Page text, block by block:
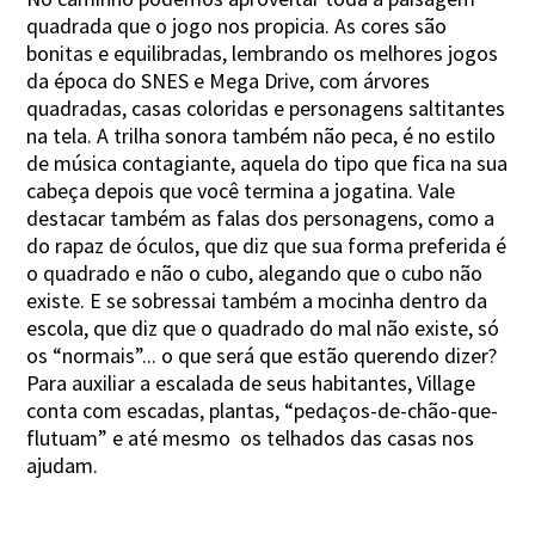
quadrada que o jogo nos propicia. As cores são
bonitas e equilibradas, lembrando os melhores jogos
da época do SNES e Mega Drive, com árvores
quadradas, casas coloridas e personagens saltitantes
na tela. A trilha sonora também não peca, é no estilo
de música contagiante, aquela do tipo que fica na sua
cabeça depois que você termina a jogatina. Vale
destacar também as falas dos personagens, como a
do rapaz de óculos, que diz que sua forma preferida é
o quadrado e não o cubo, alegando que o cubo não
existe. E se sobressai também a mocinha dentro da
escola, que diz que o quadrado do mal não existe, só
os “normais”... o que será que estão querendo dizer?
Para auxiliar a escalada de seus habitantes, Village
conta com escadas, plantas, “pedaços-de-chão-que-
flutuam” e até mesmo os telhados das casas nos
ajudam.